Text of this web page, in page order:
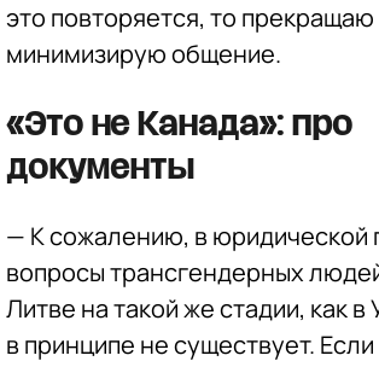
это повторяется, то прекращаю
минимизирую общение.
«Это не Канада»: про
документы
— К сожалению, в юридической
вопросы трансгендерных
Литве на такой же стадии, как в
в принципе не существует. Если